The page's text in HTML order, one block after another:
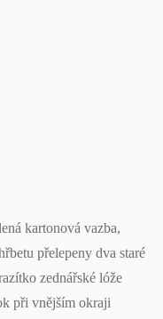
kartonová vazba,
přelepeny dva staré
zednářské lóže
při vnějším okraji